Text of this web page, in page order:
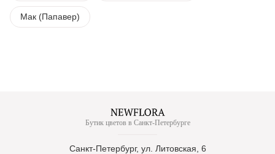
Мак (Папавер)
Бутик цветов в Санкт-Петербурге
Санкт-Петербург, ул. Литовская, 6